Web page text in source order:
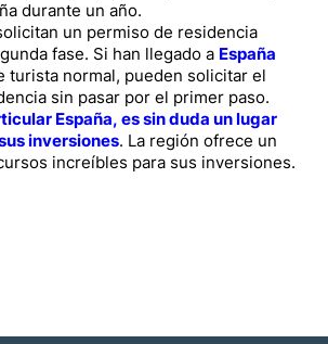
durante un año.
un permiso de residencia
fase. Si han llegado a España
turista normal, pueden solicitar el
sin pasar por el primer paso.
España, es sin duda un lugar
inversiones. La región ofrece un
increíbles para sus inversiones.